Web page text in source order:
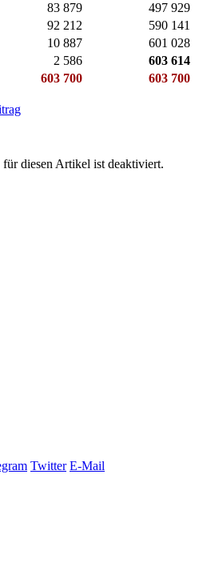
83 879
497 929
92 212
590 141
10 887
601 028
2 586
603 614
603 700 603 700
diesen Artikel ist deaktiviert.
Twitter E-Mail